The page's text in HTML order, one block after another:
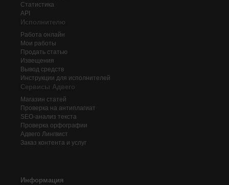
Статистика
API
Исполнителю
Работа онлайн
Мои работы
Продать статью
Извещения
Вывод средств
Инструкции для исполнителей
Сервисы Адвего
Магазин статей
Проверка на антиплагиат
SEO-анализ текста
Проверка орфографии
Адвего Лингвист
Заказ контента и услуг
Информация